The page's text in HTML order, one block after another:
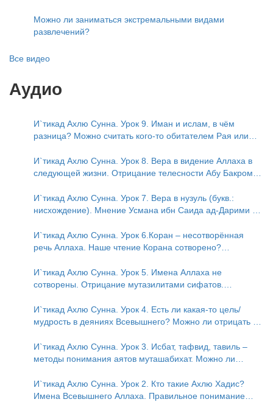
Можно ли заниматься экстремальными видами
развлечений?
Все видео
Аудио
И`тикад Ахлю Сунна. Урок 9. Иман и ислам, в чём
разница? Можно считать кого-то обитателем Рая или
И`тикад Ахлю Сунна. Урок 8. Вера в видение Аллаха в
следующей жизни. Отрицание телесности Абу Бакром
Саида ад-Дарими. Иман – это слова, дела и познание
И`тикад Ахлю Сунна. Урок 7. Вера в нузуль (букв.:
нисхождение). Мнение Усмана ибн Саида ад-Дарими о
физическим движением?
И`тикад Ахлю Сунна. Урок 6.Коран – несотворённая
речь Аллаха. Наше чтение Корана сотворено?
И`тикад Ахлю Сунна. Урок 5. Имена Аллаха не
сотворены. Отрицание мутазилитами сифатов.
И`тикад Ахлю Сунна. Урок 4. Есть ли какая-то цель/
мудрость в деяниях Всевышнего? Можно ли отрицать в
пришло в Коране и Сунне? Концепция ибн Таймийи
И`тикад Ахлю Сунна. Урок 3. Исбат, тафвид, тавиль –
методы понимания аятов муташабихат. Можно ли
означает утверждение сифата «биля кейфа» (без
образа)?
И`тикад Ахлю Сунна. Урок 2. Кто такие Ахлю Хадис?
Имена Всевышнего Аллаха. Правильное понимание